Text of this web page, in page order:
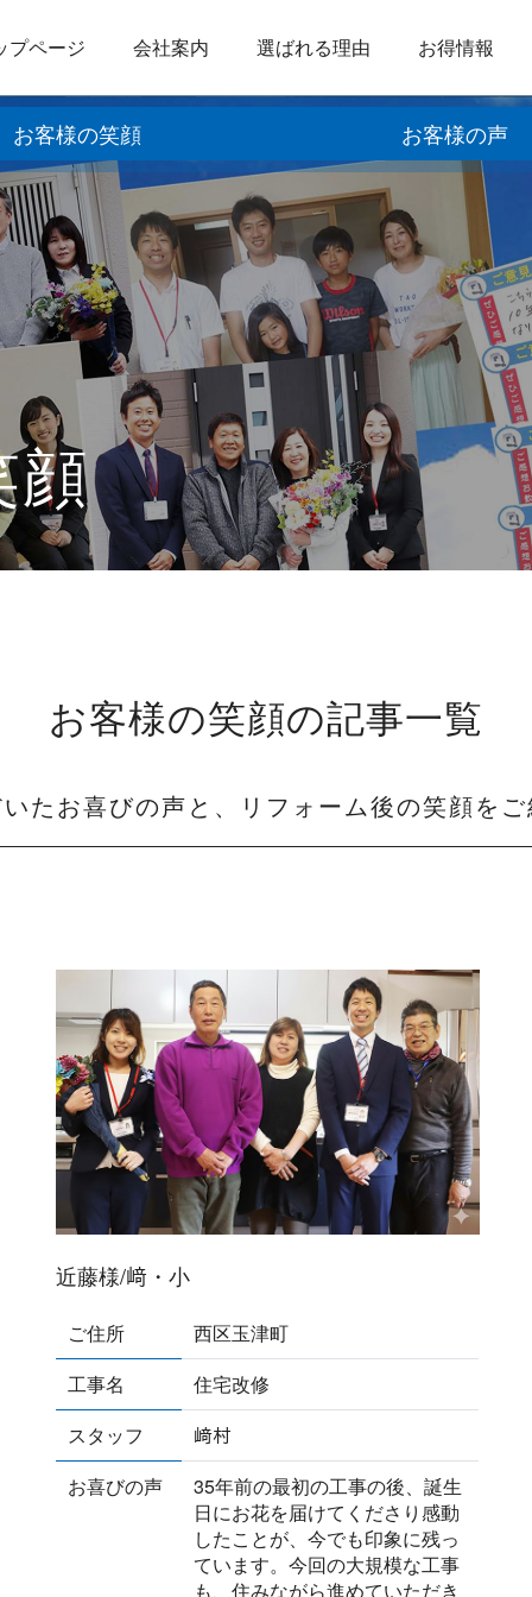
プページ 会社案内 選ばれる理由 お得情報
顔
お客様の笑顔の記事一覧
たお喜びの声と、リフォーム後の笑顔を
近藤様/﨑・小
ご住所
西区玉津町
工事名
住宅改修
スタッフ
﨑村
お喜びの声
35年前の最初の工事の後、誕生
日にお花を届けてくださり感動
したことが、今でも印象に残っ
ています。今回の大規模な工事
も、住みながら進めていただき
お客様の笑顔 お客様の声